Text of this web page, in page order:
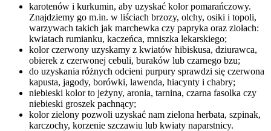
karotenów i kurkumin, aby uzyskać kolor pomarańczowy.
Znajdziemy go m.in. w liściach brzozy, olchy, osiki i topoli,
warzywach takich jak marchewka czy papryka oraz ziołach:
kwiatach rumianku, kaczeńca, mniszka lekarskiego;
kolor czerwony uzyskamy z kwiatów hibiskusa, dziurawca,
obierek z czerwonej cebuli, buraków lub czarnego bzu;
do uzyskania różnych odcieni purpury sprawdzi się czerwona
kapusta, jagody, borówki, lawenda, hiacynty i chabry;
niebieski kolor to jeżyny, aronia, tarnina, czarna fasolka czy
niebieski groszek pachnący;
kolor zielony pozwoli uzyskać nam zielona herbata, szpinak,
karczochy, korzenie szczawiu lub kwiaty naparstnicy.